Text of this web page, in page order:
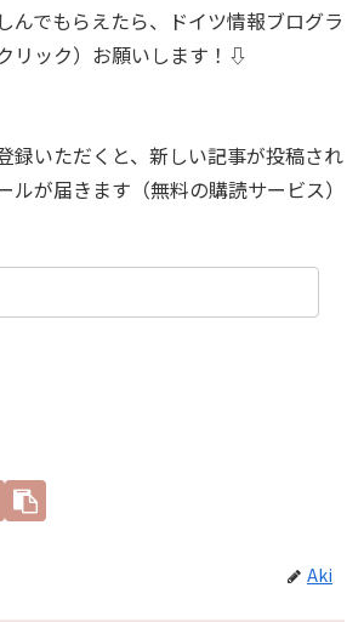
んでもらえたら、ドイツ情報ブログラ
リック）お願いします！⇩
録いただくと、新しい記事が投稿され
ルが届きます（無料の購読サービス）
Aki